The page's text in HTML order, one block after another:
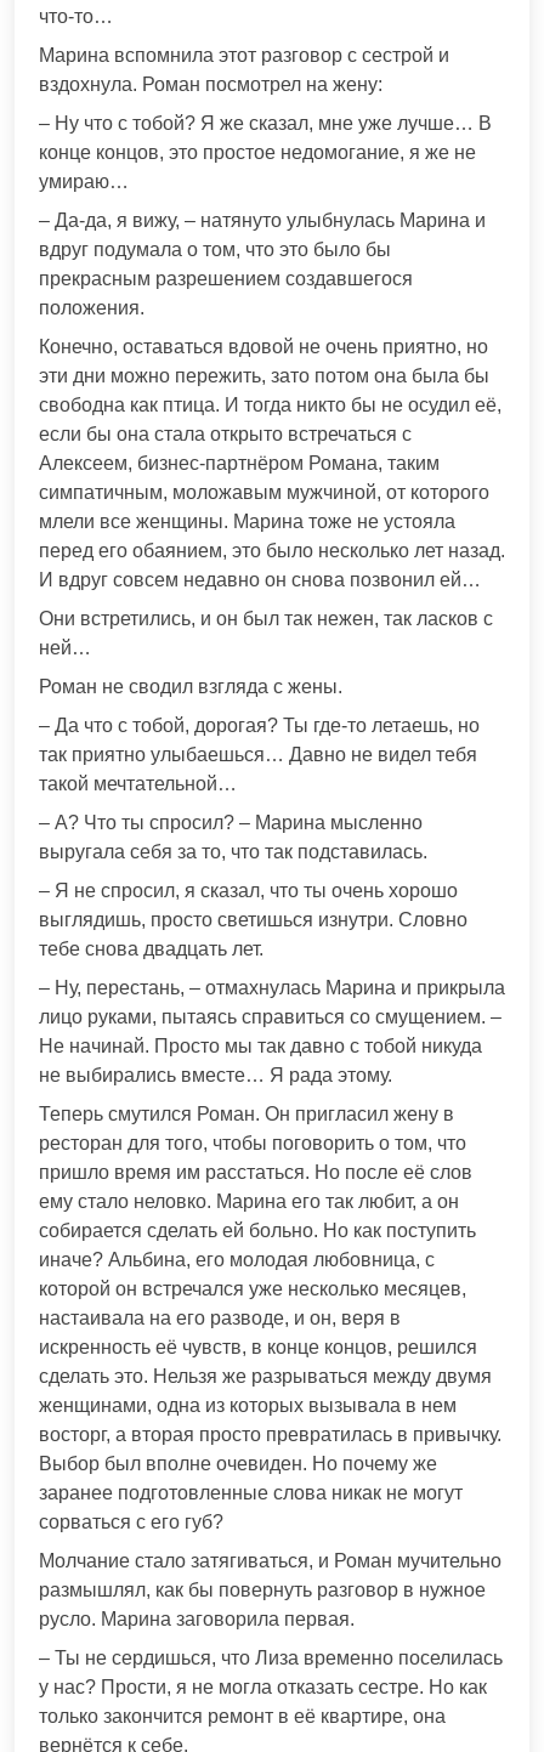
что-то…
Марина вспомнила этот разговор с сестрой и
вздохнула. Роман посмотрел на жену:
– Ну что с тобой? Я же сказал, мне уже лучше… В
конце концов, это простое недомогание, я же не
умираю…
– Да-да, я вижу, – натянуто улыбнулась Марина и
вдруг подумала о том, что это было бы
прекрасным разрешением создавшегося
положения.
Конечно, оставаться вдовой не очень приятно, но
эти дни можно пережить, зато потом она была бы
свободна как птица. И тогда никто бы не осудил её,
если бы она стала открыто встречаться с
Алексеем, бизнес-партнёром Романа, таким
симпатичным, моложавым мужчиной, от которого
млели все женщины. Марина тоже не устояла
перед его обаянием, это было несколько лет назад.
И вдруг совсем недавно он снова позвонил ей…
Они встретились, и он был так нежен, так ласков с
ней…
Роман не сводил взгляда с жены.
– Да что с тобой, дорогая? Ты где-то летаешь, но
так приятно улыбаешься… Давно не видел тебя
такой мечтательной…
– А? Что ты спросил? – Марина мысленно
выругала себя за то, что так подставилась.
– Я не спросил, я сказал, что ты очень хорошо
выглядишь, просто светишься изнутри. Словно
тебе снова двадцать лет.
– Ну, перестань, – отмахнулась Марина и прикрыла
лицо руками, пытаясь справиться со смущением. –
Не начинай. Просто мы так давно с тобой никуда
не выбирались вместе… Я рада этому.
Теперь смутился Роман. Он пригласил жену в
ресторан для того, чтобы поговорить о том, что
пришло время им расстаться. Но после её слов
ему стало неловко. Марина его так любит, а он
собирается сделать ей больно. Но как поступить
иначе? Альбина, его молодая любовница, с
которой он встречался уже несколько месяцев,
настаивала на его разводе, и он, веря в
искренность её чувств, в конце концов, решился
сделать это. Нельзя же разрываться между двумя
женщинами, одна из которых вызывала в нем
восторг, а вторая просто превратилась в привычку.
Выбор был вполне очевиден. Но почему же
заранее подготовленные слова никак не могут
сорваться с его губ?
Молчание стало затягиваться, и Роман мучительно
размышлял, как бы повернуть разговор в нужное
русло. Марина заговорила первая.
– Ты не сердишься, что Лиза временно поселилась
у нас? Прости, я не могла отказать сестре. Но как
только закончится ремонт в её квартире, она
вернётся к себе.